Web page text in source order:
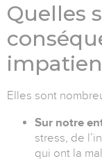
Quelles
Elles sont
Sur notre
stress, de
qui ont la